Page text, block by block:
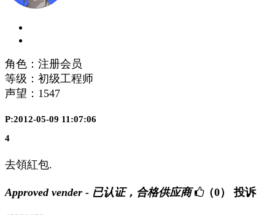
角色：注册会员
等级：初级工程师
声望： 1547
P:2012-05-09 11:07:06
4
去領紅包.
Approved vender - 已认证，合格供应商 （0） 投诉